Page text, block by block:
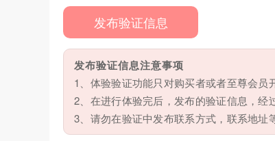
发布验证信息
发布验证信息注意事项
1、体验验证功能只对购买者或者至尊会员
2、在进行体验完后，发布的验证信息，经
3、请勿在验证中发布联系方式，联系地址